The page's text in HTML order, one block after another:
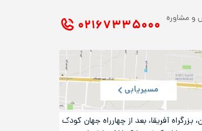
و مشاوره ۰۲۱ ۶۷۳۳۵۰۰۰
مسیریابی
بزرگراه آفریقا، بعد از چهارراه جهان کودک